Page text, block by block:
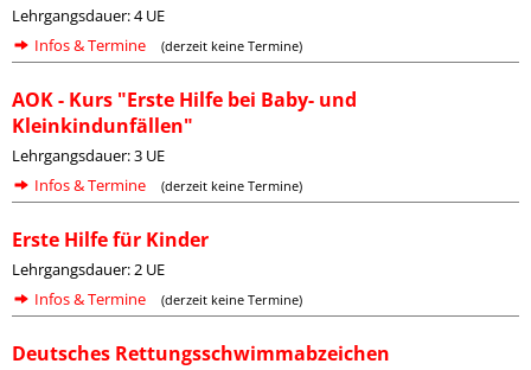
Lehrgangsdauer: 4 UE
Infos & Termine
(derzeit keine Termine)
AOK - Kurs "Erste Hilfe bei Baby- und
Kleinkindunfällen"
Lehrgangsdauer: 3 UE
Infos & Termine
(derzeit keine Termine)
Erste Hilfe für Kinder
Lehrgangsdauer: 2 UE
Infos & Termine
(derzeit keine Termine)
Deutsches Rettungsschwimmabzeichen